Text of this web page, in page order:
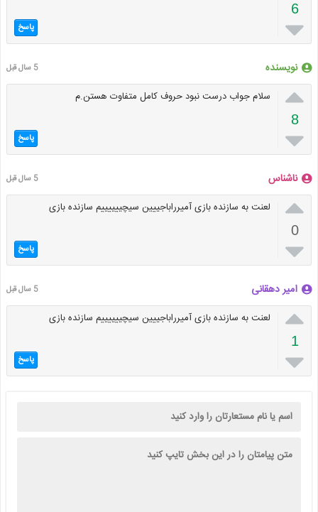
6
 پاسخ
نویسنده 5 سال قبل

8

سلام جواب درست نبود حروف کامل متفاوت هستن.م
پاسخ
ناشناس 5 سال قبل

0

لعنت به سازنده بازی آمیرراباجییین سیچییییییم سازنده بازی
پاسخ
امیر دهقانی 5 سال قبل

1

لعنت به سازنده بازی آمیرراباجییین سیچییییییم سازنده بازی
پاسخ